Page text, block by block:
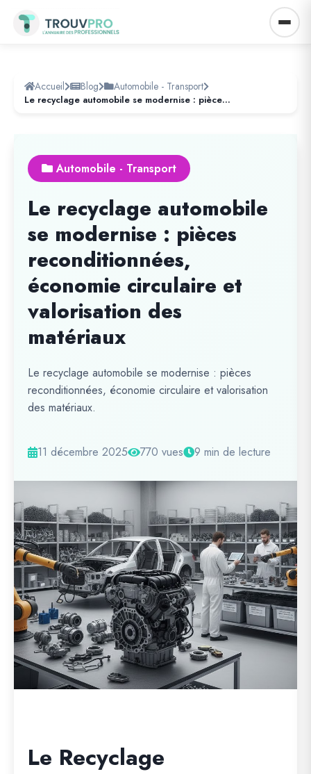
Accueil Blog Automobile - Transport
Le recyclage automobile se modernise : pièces reconditionnées, économie circulaire et valorisation des matériaux
Automobile - Transport
Le recyclage automobile
se modernise : pièces
reconditionnées,
économie circulaire et
valorisation des
matériaux
Le recyclage automobile se modernise : pièces
reconditionnées, économie circulaire et valorisation
des matériaux.
11 décembre 2025 770 vues 9 min de lecture
Le Recyclage